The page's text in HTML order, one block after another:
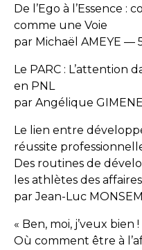
De l’Ego à l’Essence
comme une Voie
par Michaël AMEYE —
Le PARC : L’attention
en PNL
par Angélique
Le lien entre
réussite
Des routines de
les athlètes des affaires
par Jean-Luc
« Ben, moi, j’veux bien !
Où comment être à